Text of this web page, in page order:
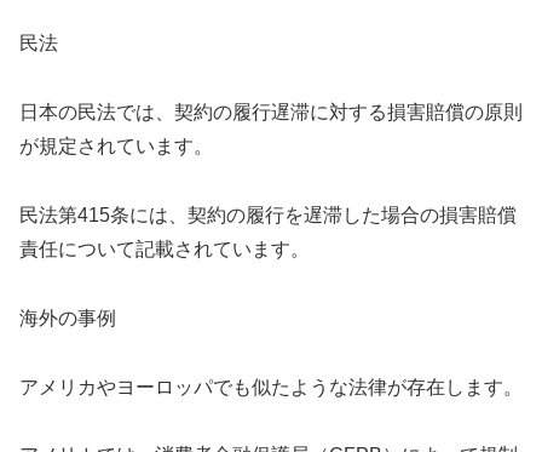
民法
日本の民法では、契約の履行遅滞に対する損害賠償の原則
が規定されています。
民法第415条には、契約の履行を遅滞した場合の損害賠償
責任について記載されています。
海外の事例
アメリカやヨーロッパでも似たような法律が存在します。